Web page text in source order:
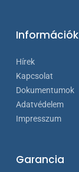
Információk
Hírek
Kapcsolat
Dokumentumok
Adatvédelem
Impresszum
Garancia